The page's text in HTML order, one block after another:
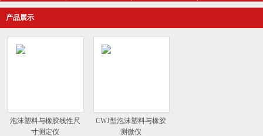
产品展示
泡沫塑料与橡胶线性尺
寸测定仪
CWJ型泡沫塑料与橡胶
测微仪